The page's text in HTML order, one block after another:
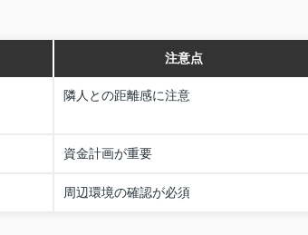
注意点
隣人との距離感に注意
資金計画が重要
周辺環境の確認が必須